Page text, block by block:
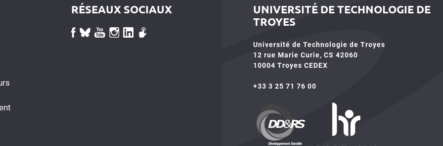
RÉSEAUX SOCIAUX
UNIVERSITÉ DE TECHNOLOGIE DE
TROYES
Université de Technologie de Troyes
12 rue Marie Curie, CS 42060
10004 Troyes CEDEX
+33 3 25 71 76 00